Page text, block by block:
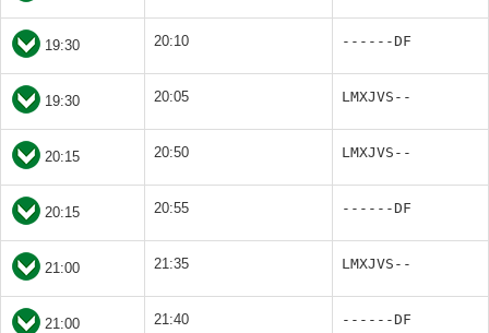
19:30 20:10 ------DF
19:30 20:05 LMXJVS--
20:15 20:50 LMXJVS--
20:15 20:55 ------DF
21:00 21:35 LMXJVS--
21:00 21:40 ------DF